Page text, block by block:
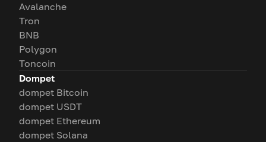
Avalanche
Tron
BNB
Polygon
Toncoin
Dompet
dompet Bitcoin
dompet USDT
dompet Ethereum
dompet Solana